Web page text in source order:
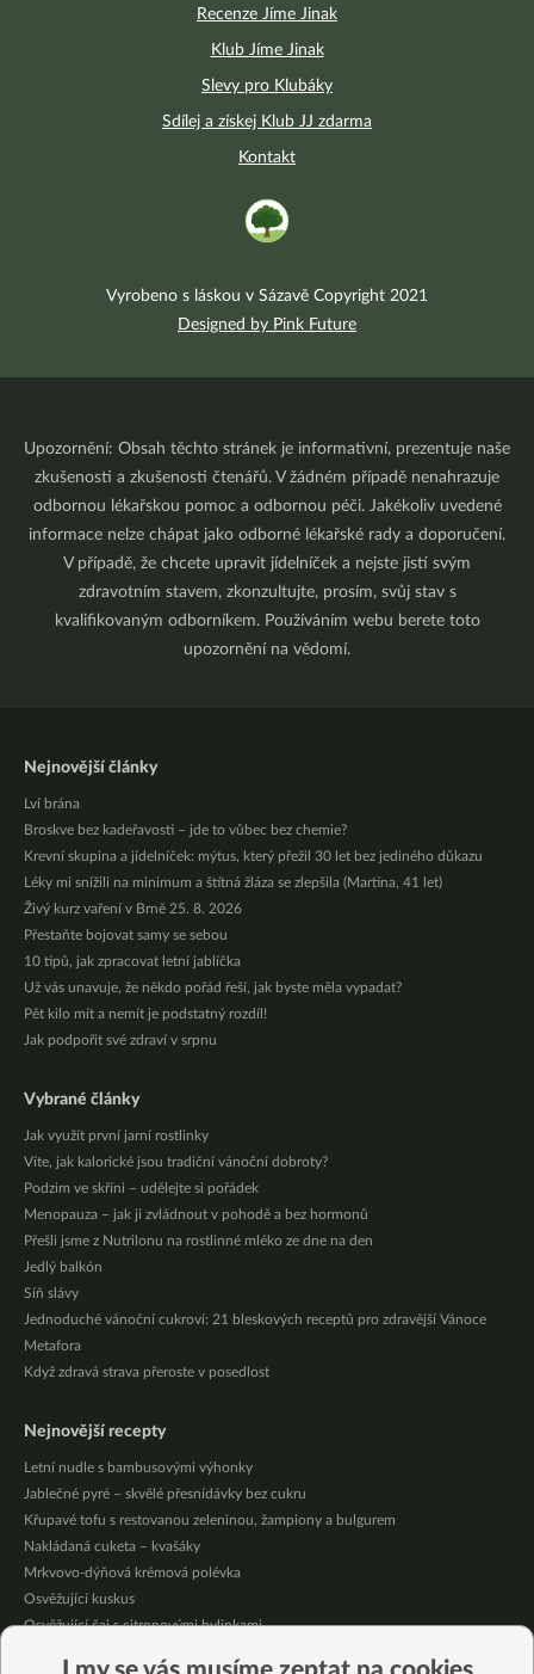
Recenze Jíme Jinak
Klub Jíme Jinak
Slevy pro Klubáky
Sdílej a získej Klub JJ zdarma
Kontakt
Vyrobeno s láskou v Sázavě Copyright 2021
Designed by Pink Future
Upozornění: Obsah těchto stránek je informativní, prezentuje naše
zkušenosti a zkušenosti čtenářů. V žádném případě nenahrazuje
odbornou lékařskou pomoc a odbornou péči. Jakékoliv uvedené
informace nelze chápat jako odborné lékařské rady a doporučení.
V případě, že chcete upravit jídelníček a nejste jistí svým
zdravotním stavem, zkonzultujte, prosím, svůj stav s
kvalifikovaným odborníkem. Používáním webu berete toto
upozornění na vědomí.
Nejnovější články
Lví brána
Broskve bez kadeřavosti – jde to vůbec bez chemie?
Krevní skupina a jídelníček: mýtus, který přežil 30 let bez jediného důkazu
Léky mi snížili na minimum a štítná žláza se zlepšila (Martina, 41 let)
Živý kurz vaření v Brně 25. 8. 2026
Přestaňte bojovat samy se sebou
10 tipů, jak zpracovat letní jablíčka
Už vás unavuje, že někdo pořád řeší, jak byste měla vypadat?
Pět kilo mít a nemít je podstatný rozdíl!
Jak podpořit své zdraví v srpnu
Vybrané články
Jak využít první jarní rostlinky
Víte, jak kalorické jsou tradiční vánoční dobroty?
Podzim ve skříni – udělejte si pořádek
Menopauza – jak ji zvládnout v pohodě a bez hormonů
Přešli jsme z Nutrilonu na rostlinné mléko ze dne na den
Jedlý balkón
Síň slávy
Jednoduché vánoční cukroví: 21 bleskových receptů pro zdravější Vánoce
Metafora
Když zdravá strava přeroste v posedlost
Nejnovější recepty
Letní nudle s bambusovými výhonky
Jablečné pyré – skvělé přesnídávky bez cukru
Křupavé tofu s restovanou zeleninou, žampiony a bulgurem
Nakládaná cuketa – kvašáky
Mrkvovo-dýňová krémová polévka
Osvěžující kuskus
Osvěžující čaj s citronovými bylinkami